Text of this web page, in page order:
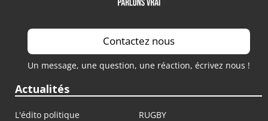
Contactez nous
Un message, une question, une réaction, écrivez nous !
Actualités
L'édito politique
RUGBY